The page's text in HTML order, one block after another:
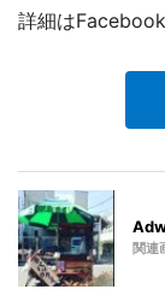
詳細はFacebook
関連